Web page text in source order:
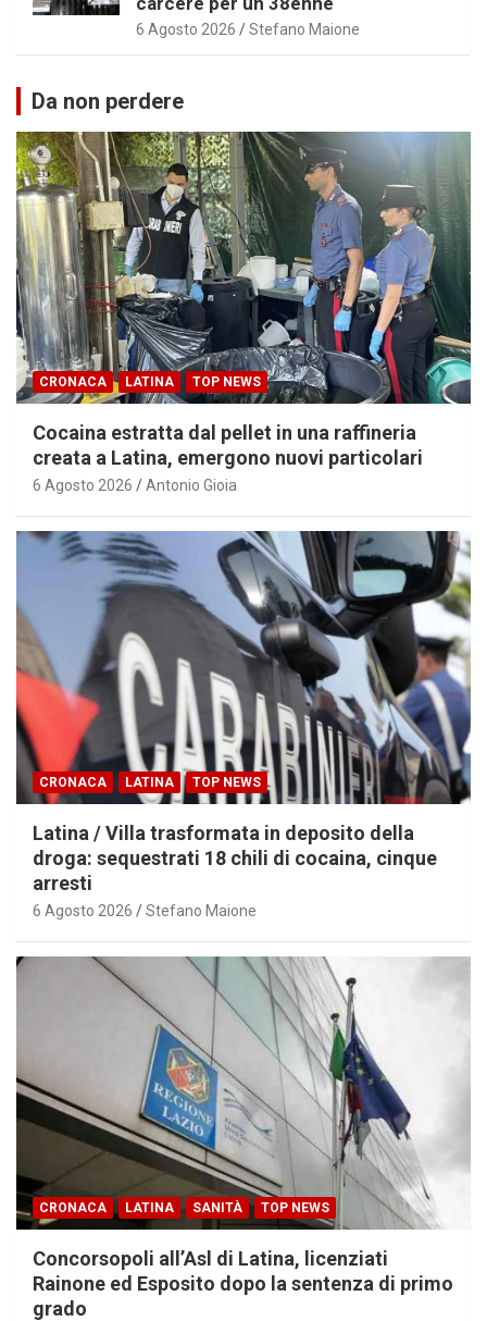
6 Agosto 2026 Stefano Maione
Da non perdere
CRONACA LATINA TOP NEWS
Cocaina estratta dal pellet in una raffineria
creata a Latina, emergono nuovi particolari
6 Agosto 2026 Antonio Gioia
CRONACA LATINA TOP NEWS
Latina / Villa trasformata in deposito della
droga: sequestrati 18 chili di cocaina, cinque
arresti
6 Agosto 2026 Stefano Maione
CRONACA LATINA SANITÀ TOP NEWS
Concorsopoli all’Asl di Latina, licenziati
Rainone ed Esposito dopo la sentenza di primo
grado